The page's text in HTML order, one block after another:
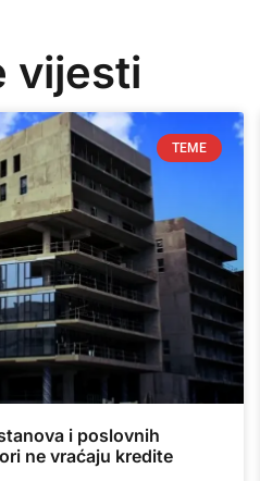
vijesti
TEME
i poslovnih
ne vraćaju kredite